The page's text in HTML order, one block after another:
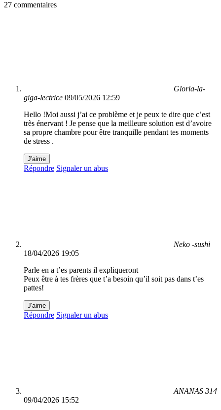
27 commentaires
Gloria-la-
giga-lectrice 09/05/2026 12:59
Hello !Moi aussi j’ai ce problème et je peux te dire que c’est
très énervant ! Je pense que la meilleure solution est d’avoire
sa propre chambre pour être tranquille pendant tes moments
de stress .
J'aime
Répondre Signaler un abus
Neko -sushi
18/04/2026 19:05
Parle en a t’es parents il expliqueront
Peux être à tes frères que t’a besoin qu’il soit pas dans t’es
pattes!
J'aime
Répondre Signaler un abus
ANANAS 314
09/04/2026 15:52